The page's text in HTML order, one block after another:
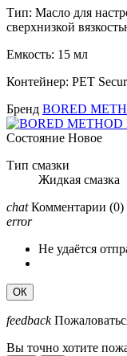
Тип: Масло для
сверхнизкой
Емкость: 15 мл
Контейнер: PET
Бренд BORED
Состояние Новое
Тип смазки
Жидкая смазка
chat Комментарии (0)
error
Не удаётся
ОК
feedback
Вы точно хотите